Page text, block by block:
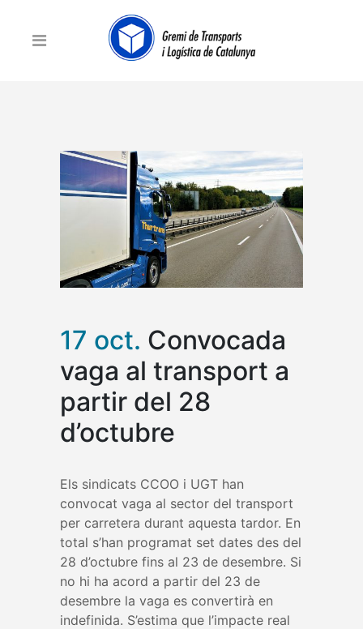
17 oct. Convocada
vaga al transport a
partir del 28
d’octubre
Els sindicats CCOO i UGT han
convocat vaga al sector del transport
per carretera durant aquesta tardor. En
total s’han programat set dates des del
28 d’octubre fins al 23 de desembre. Si
no hi ha acord a partir del 23 de
desembre la vaga es convertirà en
indefinida. S’estima que l’impacte real